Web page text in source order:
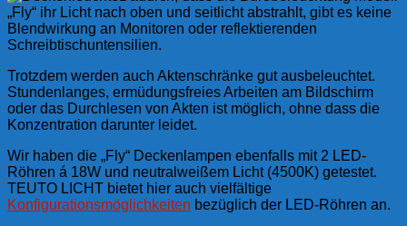
„Fly“ ihr Licht nach oben und seitlicht abstrahlt, gibt es keine
Blendwirkung an Monitoren oder reflektierenden
Schreibtischuntensilien.
Trotzdem werden auch Aktenschränke gut ausbeleuchtet.
Stundenlanges, ermüdungsfreies Arbeiten am Bildschirm
oder das Durchlesen von Akten ist möglich, ohne dass die
Konzentration darunter leidet.
Wir haben die „Fly“ Deckenlampen ebenfalls mit 2 LED-
Röhren á 18W und neutralweißem Licht (4500K) getestet.
TEUTO LICHT bietet hier auch vielfältige
Konfigurationsmöglichkeiten bezüglich der LED-Röhren an.